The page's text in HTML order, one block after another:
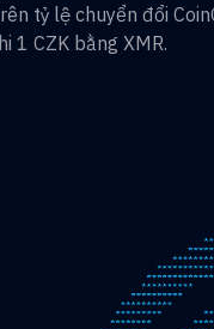
tỷ lệ chuyển đổi
1 CZK bằng XMR.